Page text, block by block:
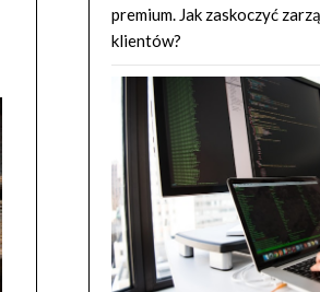
premium. Jak zaskoczyć
klientów?